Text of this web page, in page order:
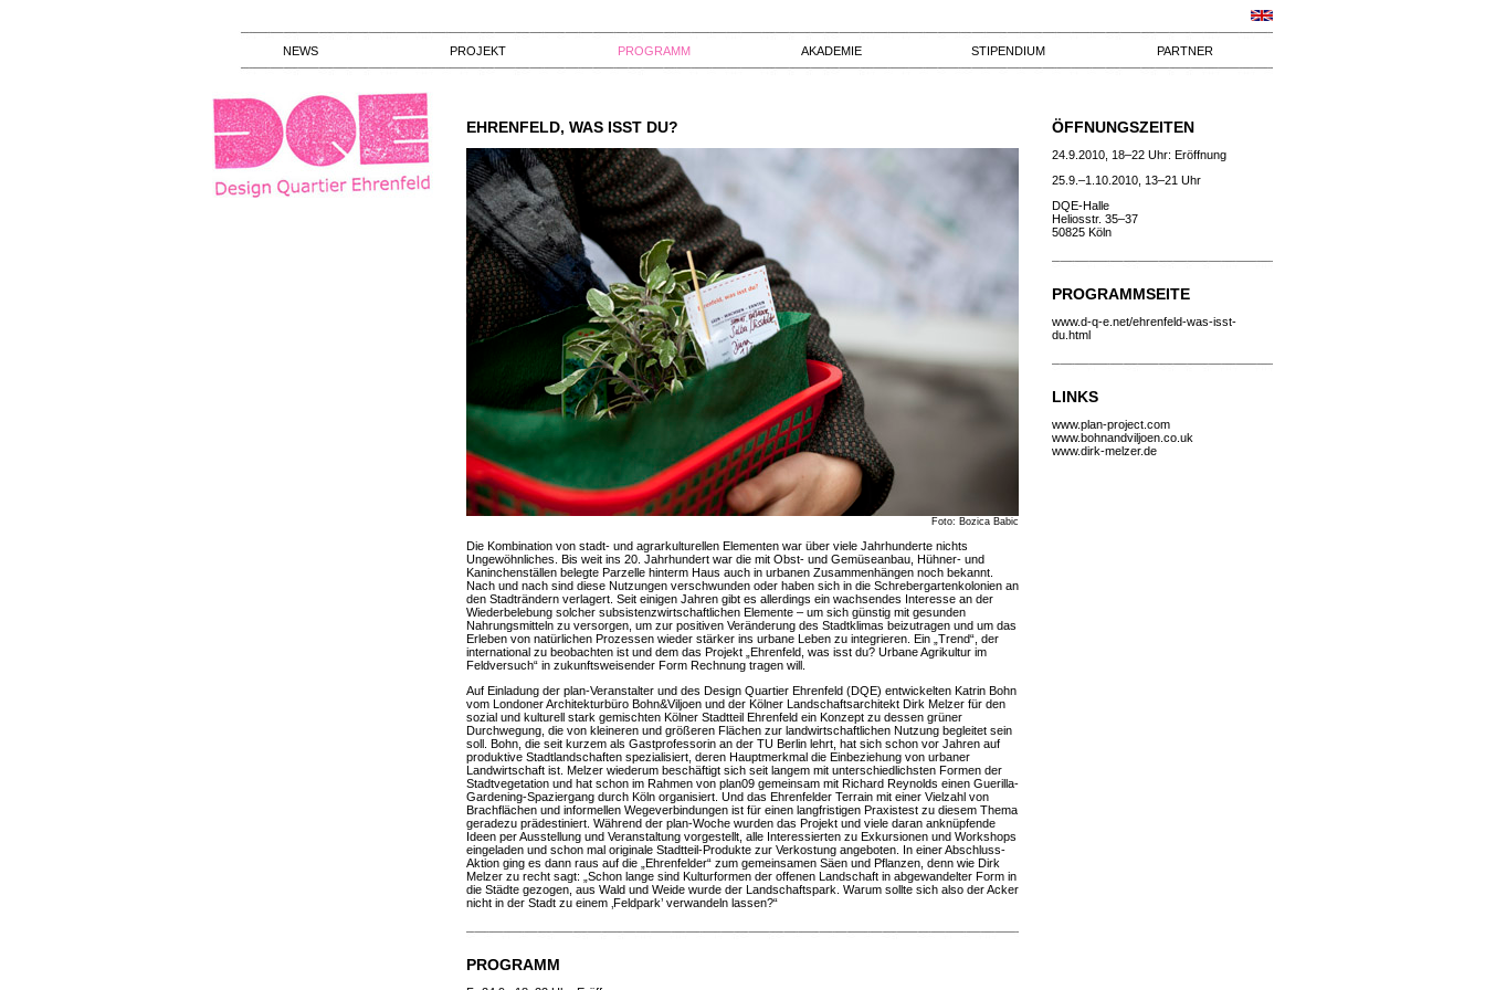
NEWS PROJEKT PROGRAMM AKADEMIE STIPENDIUM PARTNER
EHRENFELD, WAS ISST DU?
Foto: Bozica Babic
Die Kombination von stadt- und agrarkulturellen Elementen war über viele Jahrhunderte nichts
Ungewöhnliches. Bis weit ins 20. Jahrhundert war die mit Obst- und Gemüseanbau, Hühner- und
Kaninchenställen belegte Parzelle hinterm Haus auch in urbanen Zusammenhängen noch bekannt.
Nach und nach sind diese Nutzungen verschwunden oder haben sich in die Schrebergartenkolonien an
den Stadträndern verlagert. Seit einigen Jahren gibt es allerdings ein wachsendes Interesse an der
Wiederbelebung solcher subsistenzwirtschaftlichen Elemente – um sich günstig mit gesunden
Nahrungsmitteln zu versorgen, um zur positiven Veränderung des Stadtklimas beizutragen und um das
Erleben von natürlichen Prozessen wieder stärker ins urbane Leben zu integrieren. Ein „Trend“, der
international zu beobachten ist und dem das Projekt „Ehrenfeld, was isst du? Urbane Agrikultur im
Feldversuch“ in zukunftsweisender Form Rechnung tragen will.
Auf Einladung der plan-Veranstalter und des Design Quartier Ehrenfeld (DQE) entwickelten Katrin Bohn
vom Londoner Architekturbüro Bohn&Viljoen und der Kölner Landschaftsarchitekt Dirk Melzer für den
sozial und kulturell stark gemischten Kölner Stadtteil Ehrenfeld ein Konzept zu dessen grüner
Durchwegung, die von kleineren und größeren Flächen zur landwirtschaftlichen Nutzung begleitet sein
soll. Bohn, die seit kurzem als Gastprofessorin an der TU Berlin lehrt, hat sich schon vor Jahren auf
produktive Stadtlandschaften spezialisiert, deren Hauptmerkmal die Einbeziehung von urbaner
Landwirtschaft ist. Melzer wiederum beschäftigt sich seit langem mit unterschiedlichsten Formen der
Stadtvegetation und hat schon im Rahmen von plan09 gemeinsam mit Richard Reynolds einen Guerilla-
Gardening-Spaziergang durch Köln organisiert. Und das Ehrenfelder Terrain mit einer Vielzahl von
Brachflächen und informellen Wegeverbindungen ist für einen langfristigen Praxistest zu diesem Thema
geradezu prädestiniert. Während der plan-Woche wurden das Projekt und viele daran anknüpfende
Ideen per Ausstellung und Veranstaltung vorgestellt, alle Interessierten zu Exkursionen und Workshops
eingeladen und schon mal originale Stadtteil-Produkte zur Verkostung angeboten. In einer Abschluss-
Aktion ging es dann raus auf die „Ehrenfelder“ zum gemeinsamen Säen und Pflanzen, denn wie Dirk
Melzer zu recht sagt: „Schon lange sind Kulturformen der offenen Landschaft in abgewandelter Form in
die Städte gezogen, aus Wald und Weide wurde der Landschaftspark. Warum sollte sich also der Acker
nicht in der Stadt zu einem ‚Feldpark’ verwandeln lassen?“
PROGRAMM
ÖFFNUNGSZEITEN
24.9.2010, 18–22 Uhr: Eröffnung
25.9.–1.10.2010, 13–21 Uhr
DQE-Halle
Heliosstr. 35–37
50825 Köln
PROGRAMMSEITE
www.d-q-e.net/ehrenfeld-was-isst-
du.html
LINKS
www.plan-project.com
www.bohnandviljoen.co.uk
www.dirk-melzer.de